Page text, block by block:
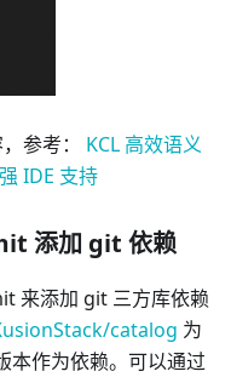
参考： KCL 高效语义
IDE 支持
添加 git 依赖
来添加 git 三方库依赖
catalog 为
作为依赖。可以通过